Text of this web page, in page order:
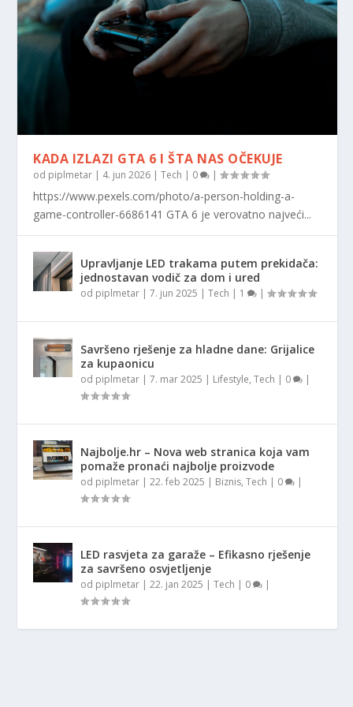
KADA IZLAZI GTA 6 I ŠTA NAS OČEKUJE
od piplmetar | 4. jun 2026 |Tech | 0 |
https://www.pexels.com/photo/a-person-holding-a-
game-controller-6686141 GTA 6 je verovatno najveći...
Upravljanje LED trakama putem prekidača:
jednostavan vodič za dom i ured
od piplmetar |7. jun 2025 |Tech | 1 |
Savršeno rješenje za hladne dane: Grijalice
za kupaonicu
od piplmetar |7. mar 2025 | Lifestyle,Tech | 0 |
Najbolje.hr – Nova web stranica koja vam
pomaže pronaći najbolje proizvode
od piplmetar |22. feb 2025 | Biznis,Tech | 0 |
LED rasvjeta za garaže – Efikasno rješenje
za savršeno osvjetljenje
od piplmetar |22. jan 2025 |Tech | 0 |